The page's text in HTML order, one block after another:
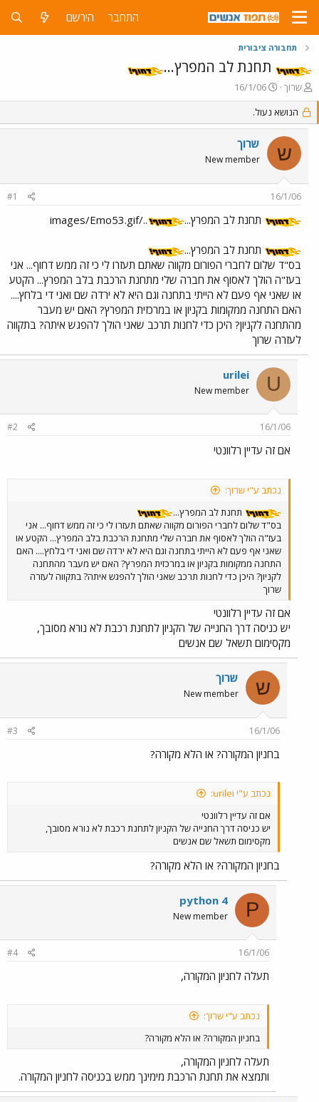
התחבר הירשם
תחבורה ציבורית
תחנת לב המפרץ...
פ
ו
ת
ח
נ
שרוך
פ
ו
ר
ס
ך
16/1/06
הנושא נעול.
ש שרוך
New member
16/1/06
#1
תחנת לב המפרץ... ../images/Emo53.gif
תחנת לב המפרץ...
בס"ד שלום לחברי הפורום מקווה שאתם תעזרו לי כי זה ממש דחוף... אני
בעז"ה הולך לאסוף את חברה שלי מתחנת הרכבת בלב המפרץ... הקטע
או שאני אף פעם לא הייתי בתחנה וגם היא לא ירדה שם ואני די בלחץ....
האם התחנה ממקומות בקניון או במרכזית המפרץ? האם יש מעבר
מהתחנה לקניון? היכן כדי לחנות תרכב שאני הולך להפגש איתה? בתקווה
לעזרה שרוך
U
urilei
New member
16/1/06
#2
אם זה עדיין רלוונטי
נכתב ע"י שרוך:
תחנת לב המפרץ...
בס"ד שלום לחברי הפורום מקווה שאתם תעזרו לי כי זה ממש דחוף... אני
בעז"ה הולך לאסוף את חברה שלי מתחנת הרכבת בלב המפרץ... הקטע או
שאני אף פעם לא הייתי בתחנה וגם היא לא ירדה שם ואני די בלחץ.... האם
התחנה ממקומות בקניון או במרכזית המפרץ? האם יש מעבר מהתחנה
לקניון? היכן כדי לחנות תרכב שאני הולך להפגש איתה? בתקווה לעזרה
שרוך
אם זה עדיין רלוונטי
יש כניסה דרך החנייה של הקניון לתחנת רכבת לא נורא מסובך,
מקסימום תשאל שם אנשים
ש שרוך
New member
16/1/06
#3
בחניון המקורה? או הלא מקורה?
נכתב ע"י urilei:
אם זה עדיין רלוונטי
יש כניסה דרך החנייה של הקניון לתחנת רכבת לא נורא מסובך,
מקסימום תשאל שם אנשים
בחניון המקורה? או הלא מקורה?
P
python 4
New member
16/1/06
#4
תעלה לחניון המקורה,
נכתב ע"י שרוך:
בחניון המקורה? או הלא מקורה?
תעלה לחניון המקורה,
ותמצא את תחנת הרכבת מימינך ממש בכניסה לחניון המקורה.